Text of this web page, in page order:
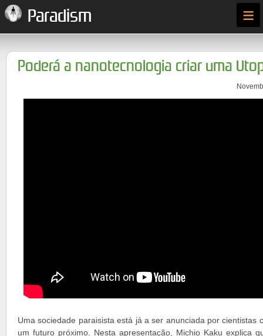
Paradism ≡
Poderá a nanotecnologia criar uma
Uma sociedade paraisista está já a ser anunciada por cientistas
um futuro próximo. Nesta apresentação, Michio Kaku explica